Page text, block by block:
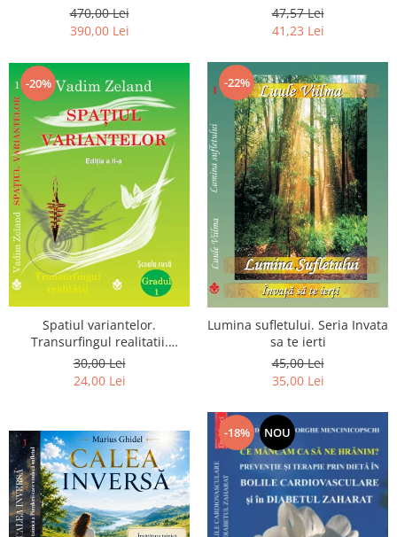
Luceafarului de Dimineata -
Gratuit)
470,00 Lei
390,00 Lei
chiar dragostea ta. Editia a 2-
a
47,57 Lei
41,23 Lei
-20%
Spatiul variantelor.
Transurfingul realitatii.
Gradul 1. Cum sa ne
dezvoltam intuitia si sa ne
30,00 Lei
24,00 Lei
-22%
Lumina sufletului. Seria Invata
sa te ierti
45,00 Lei
35,00 Lei
-18% NOU